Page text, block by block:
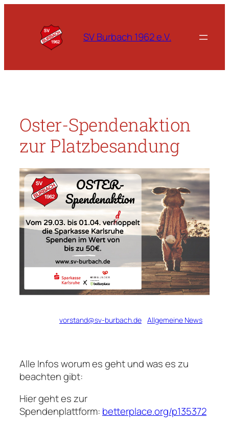
springen
SV Burbach 1962 e.V.
Oster-Spendenaktion
zur Platzbesandung
vorstand@sv-burbach.de Allgemeine News
Alle Infos worum es geht und was es zu
beachten gibt:
Hier geht es zur
Spendenplattform: betterplace.org/p135372